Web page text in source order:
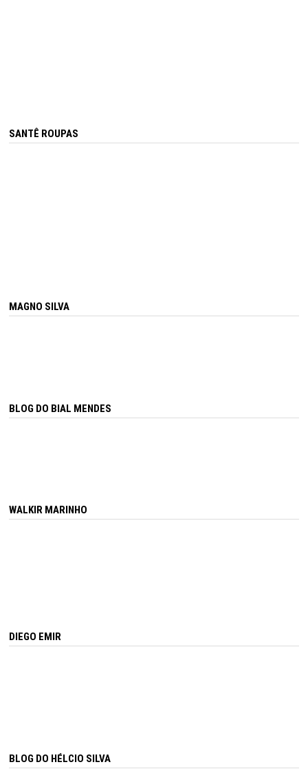
SANTÊ ROUPAS
MAGNO SILVA
BLOG DO BIAL MENDES
WALKIR MARINHO
DIEGO EMIR
BLOG DO HÉLCIO SILVA